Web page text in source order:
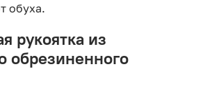
обуха.
рукоятка из
обрезиненного